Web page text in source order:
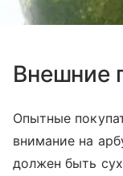
Внешние
Опытные
внимание на
должен быть